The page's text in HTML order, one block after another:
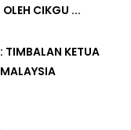
CIKGU ...
TIMBALAN KETUA